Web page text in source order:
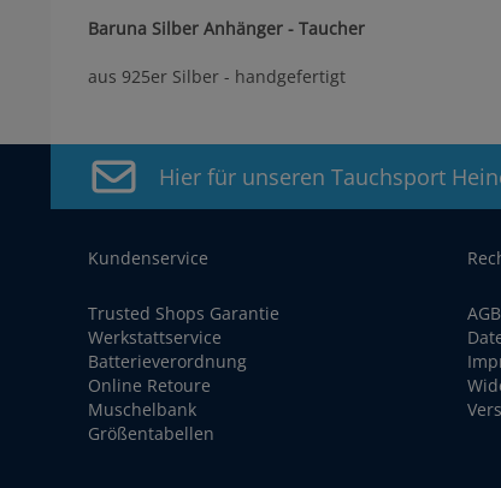
Baruna Silber Anhänger - Taucher
aus 925er Silber - handgefertigt
Hier für unseren Tauchsport
Kundenservice
Trusted Shops Garantie
Werkstattservice
Batterieverordnung
Online Retoure
Muschelbank
Größentabellen